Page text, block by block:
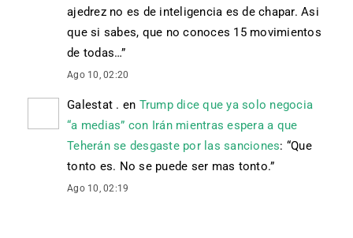
ajedrez no es de inteligencia es de chapar. Asi
que si sabes, que no conoces 15 movimientos
de todas…”
Ago 10, 02:20
Galestat . en Trump dice que ya solo negocia
“a medias” con Irán mientras espera a que
Teherán se desgaste por las sanciones: “Que
tonto es. No se puede ser mas tonto.”
Ago 10, 02:19